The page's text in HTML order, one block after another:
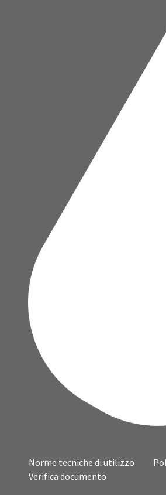
Norme tecniche di utilizzo
Verifica documento